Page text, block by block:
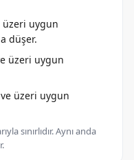
üzeri uygun
düşer.
üzeri uygun
üzeri uygun
sınırlıdır. Aynı anda